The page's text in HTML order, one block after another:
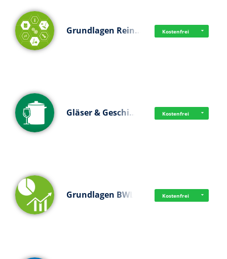
Grundlagen Rein… Kostenfrei
Gläser & Geschi… Kostenfrei
Grundlagen BWL Kostenfrei